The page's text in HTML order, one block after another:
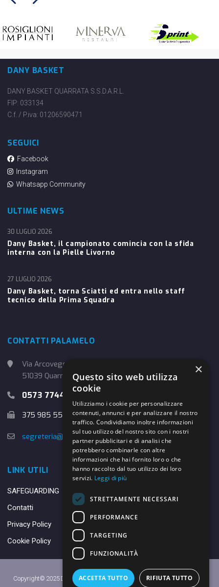
DANY BASKET
DANY BASKET QUARRATA S.S.D.A.R.L.
FIP: 033134
C.f. / P.iva: 01206590471
SEGUICI
Facebook
Instagram
Whatsapp Community
ULTIME NEWS
Dany Basket, il campionato comincia con la sfida
interna con la Pielle Livorno
30 LUGLIO 2026
Dany Basket, torna Sciatti ed entra nello staff
tecnico della Prima Squadra
27 LUGLIO 2026
CONTATTI PALAMELO
Via Arcoveggio, 4
51039 Quarrata (PT)
0573 774457
375 985 5526
segreteria@danybasket.it
LINK UTILI
SAFEGUARDING
Contatti
Privacy Policy
Cookie Policy
Copyright© 2025 DANY BASKET QUARRATA S.S.D.A.R.L. -Privacy Policy
×
Questo sito web utilizza
cookie
Utilizziamo i cookie per personalizzare
contenuti, annunci e per analizzare il nostro
traffico. Condividiamo inoltre informazioni
sul tuo utilizzo del nostro sito con i nostri
partner pubblicitari e di analisi che
potrebbero combinarle con altre
informazioni che hai fornito loro o che
hanno raccolto dal tuo utilizzo dei loro
servizi. Leggi di più
STRETTAMENTE NECESSARI
PERFORMANCE
TARGETING
FUNZIONALITÀ
ACCETTA TUTTO RIFIUTA TUTTO